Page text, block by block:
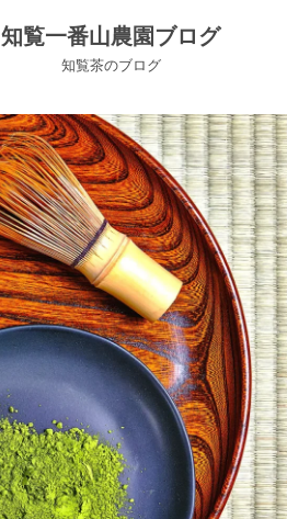
知覧一番山農園ブログ
知覧茶のブログ